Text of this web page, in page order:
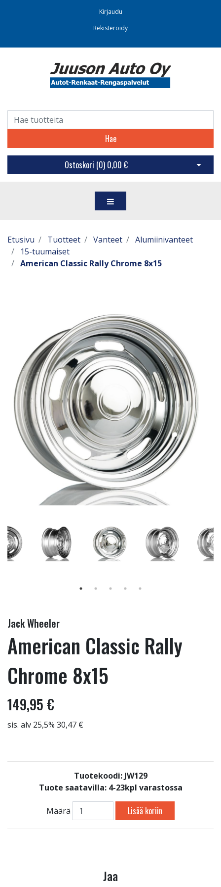
Kirjaudu
Rekisteröidy
Hae
Ostoskori (0) 0,00 € Avaa
Etusivu Tuotteet Vanteet
Alumiinivanteet
15-tuumaiset
American Classic Rally Chrome 8x15
Jack Wheeler
American Classic Rally
Chrome 8x15
149,95 €
sis. alv 25,5% 30,47 €
Tuotekoodi: JW129
Tuote saatavilla: 4-23kpl varastossa
Määrä Lisää koriin
Jaa